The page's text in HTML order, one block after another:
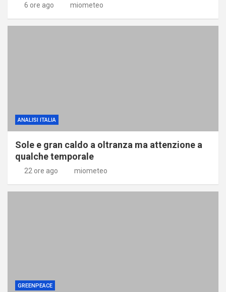
6 ore ago miometeo
ANALISI ITALIA
Sole e gran caldo a oltranza ma attenzione a
qualche temporale
22 ore ago miometeo
GREENPEACE